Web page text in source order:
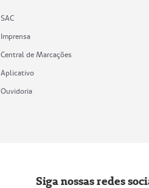
SAC
Imprensa
Central de Marcações
Aplicativo
Ouvidoria
Siga nossas redes